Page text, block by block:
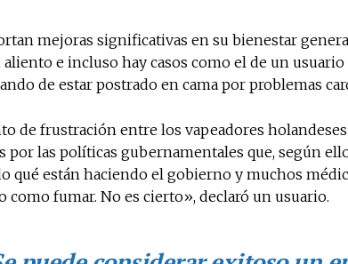
mejoras significativas en su bienestar
aliento e incluso hay casos como el de un
de estar postrado en cama por problemas
de frustración entre los vapeadores
por las políticas gubernamentales que, según
qué están haciendo el gobierno y muchos
como fumar. No es cierto», declaró un usuario.